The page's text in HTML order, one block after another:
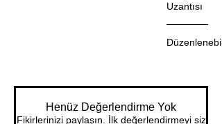
paketika
ynakları
kullanar
erin ve
üyelerin
in
Uzantısı
Henüz Değerlendirme Yok
Fikirlerinizi paylaşın. İlk değerlendirmeyi siz